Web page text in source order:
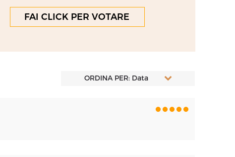
FAI CLICK PER VOTARE
ORDINA PER: Data